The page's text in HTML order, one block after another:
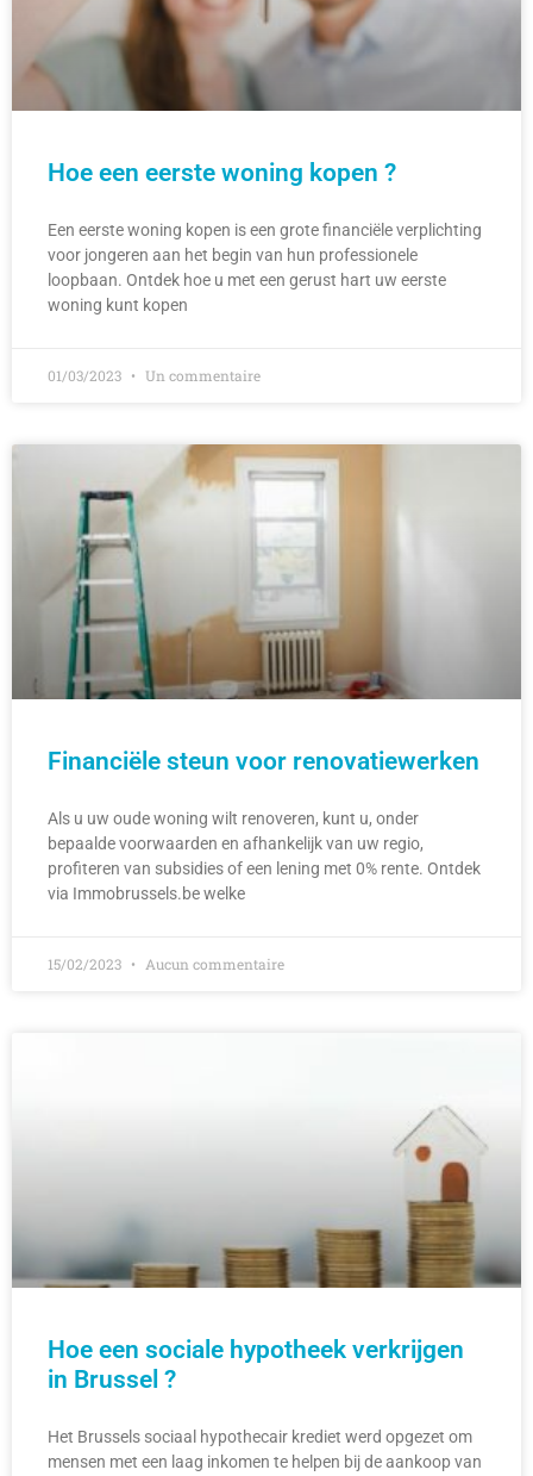
Hoe een eerste woning kopen ?
Een eerste woning kopen is een grote financiële verplichting
voor jongeren aan het begin van hun professionele
loopbaan. Ontdek hoe u met een gerust hart uw eerste
woning kunt kopen
01/03/2023 Un commentaire
Financiële steun voor renovatiewerken
Als u uw oude woning wilt renoveren, kunt u, onder
bepaalde voorwaarden en afhankelijk van uw regio,
profiteren van subsidies of een lening met 0% rente. Ontdek
via Immobrussels.be welke
15/02/2023 Aucun commentaire
Hoe een sociale hypotheek verkrijgen
in Brussel ?
Het Brussels sociaal hypothecair krediet werd opgezet om
mensen met een laag inkomen te helpen bij de aankoop van